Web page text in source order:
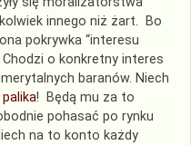
innego niż żart. Bo
pokrywka “interesu
o konkretny interes
baranów. Niech
! Będą mu za to
pohasać po rynku
na to konto każdy